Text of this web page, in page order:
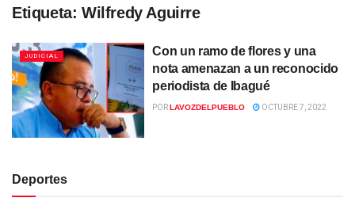
Etiqueta: Wilfredy Aguirre
JUDICIAL
Con un ramo de flores y una
nota amenazan a un reconocido
periodista de Ibagué
PORLAVOZDELPUEBLO OCTUBRE 7, 2022
Deportes